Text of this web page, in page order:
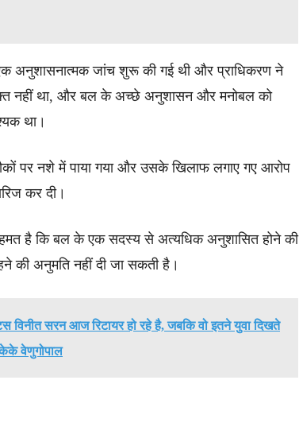
अनुशासनात्मक जांच शुरू की गई थी और प्राधिकरण ने
नहीं था, और बल के अच्छे अनुशासन और मनोबल को
था।
पर नशे में पाया गया और उसके खिलाफ लगाए गए आरोप
कर दी।
है कि बल के एक सदस्य से अत्यधिक अनुशासित होने की
की अनुमति नहीं दी जा सकती है।
विनीत सरन आज रिटायर हो रहे है, जबकि वो इतने युवा दिखते
वेणुगोपाल